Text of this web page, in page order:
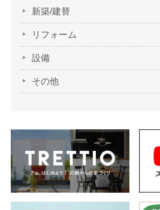
新築/建替
リフォーム
設備
その他